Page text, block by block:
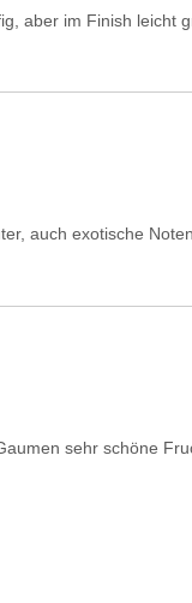
aber im Finish leicht
auch exotische
sehr schöne